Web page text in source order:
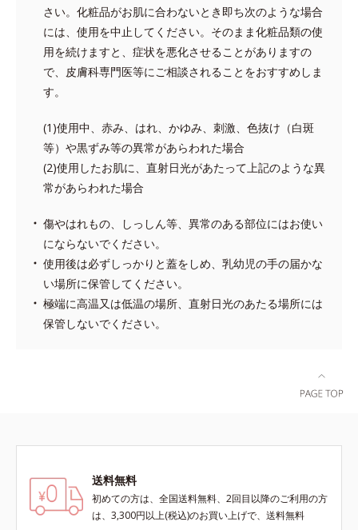
さい。化粧品がお肌に合わないとき即ち次のような場合
には、使用を中止してください。そのまま化粧品類の使
用を続けますと、症状を悪化させることがありますの
で、皮膚科専門医等にご相談されることをおすすめしま
す。
(1)使用中、赤み、はれ、かゆみ、刺激、色抜け（白斑
等）や黒ずみ等の異常があらわれた場合
(2)使用したお肌に、直射日光があたって上記のような異
常があらわれた場合
傷やはれもの、しっしん等、異常のある部位にはお使い
にならないでください。
使用後は必ずしっかりと蓋をしめ、乳幼児の手の届かな
い場所に保管してください。
極端に高温又は低温の場所、直射日光のあたる場所には
保管しないでください。
送料無料
初めての方は、全国送料無料、2回目以降のご利用の方
は、3,300円以上(税込)のお買い上げで、送料無料